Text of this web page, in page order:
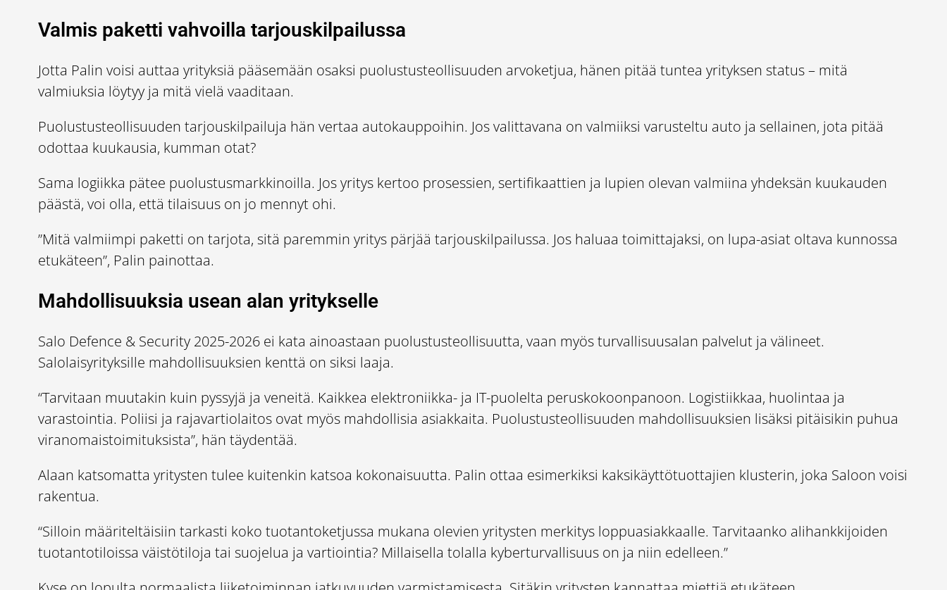
Valmis paketti vahvoilla tarjouskilpailussa
Jotta Palin voisi auttaa yrityksiä pääsemään osaksi puolustusteollisuuden arvoketjua, hänen pitää tuntea yrityksen status – mitä
valmiuksia löytyy ja mitä vielä vaaditaan.
Puolustusteollisuuden tarjouskilpailuja hän vertaa autokauppoihin. Jos valittavana on valmiiksi varusteltu auto ja sellainen, jota pitää
odottaa kuukausia, kumman otat?
Sama logiikka pätee puolustusmarkkinoilla. Jos yritys kertoo prosessien, sertifikaattien ja lupien olevan valmiina yhdeksän kuukauden
päästä, voi olla, että tilaisuus on jo mennyt ohi.
”Mitä valmiimpi paketti on tarjota, sitä paremmin yritys pärjää tarjouskilpailussa. Jos haluaa toimittajaksi, on lupa-asiat oltava kunnossa
etukäteen”, Palin painottaa.
Mahdollisuuksia usean alan yritykselle
Salo Defence & Security 2025-2026 ei kata ainoastaan puolustusteollisuutta, vaan myös turvallisuusalan palvelut ja välineet.
Salolaisyrityksille mahdollisuuksien kenttä on siksi laaja.
“Tarvitaan muutakin kuin pyssyjä ja veneitä. Kaikkea elektroniikka- ja IT-puolelta peruskokoonpanoon. Logistiikkaa, huolintaa ja
varastointia. Poliisi ja rajavartiolaitos ovat myös mahdollisia asiakkaita. Puolustusteollisuuden mahdollisuuksien lisäksi pitäisikin puhua
viranomaistoimituksista”, hän täydentää.
Alaan katsomatta yritysten tulee kuitenkin katsoa kokonaisuutta. Palin ottaa esimerkiksi kaksikäyttötuottajien klusterin, joka Saloon voisi
rakentua.
“Silloin määriteltäisiin tarkasti koko tuotantoketjussa mukana olevien yritysten merkitys loppuasiakkaalle. Tarvitaanko alihankkijoiden
tuotantotiloissa väistötiloja tai suojelua ja vartiointia? Millaisella tolalla kyberturvallisuus on ja niin edelleen.”